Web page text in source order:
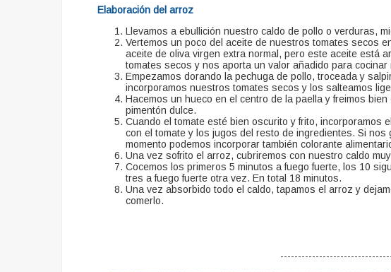
Elaboración del arroz
Llevamos a ebullición nuestro caldo de pollo o verduras,
Vertemos un poco del aceite de nuestros tomates secos
aceite de oliva virgen extra normal, pero este aceite está
tomates secos y nos aporta un valor añadido para
Empezamos dorando la pechuga de pollo, troceada y
incorporamos nuestros tomates secos y los salteamos
Hacemos un hueco en el centro de la paella y freimos
pimentón dulce.
Cuando el tomate esté bien oscurito y frito, incorporamos
con el tomate y los jugos del resto de ingredientes. Si
momento podemos incorporar también colorante
Una vez sofrito el arroz, cubriremos con nuestro caldo
Cocemos los primeros 5 minutos a fuego fuerte, los 10
tres a fuego fuerte otra vez. En total 18 minutos.
Una vez absorbido todo el caldo, tapamos el arroz y
comerlo.